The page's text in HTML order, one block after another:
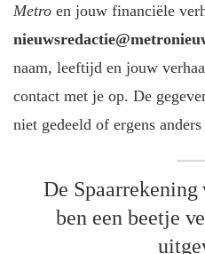
Metro en jouw financiële
naam, leeftijd en jouw
contact met je op. De
niet gedeeld of ergens
De Spaarrekening
ben een beetje